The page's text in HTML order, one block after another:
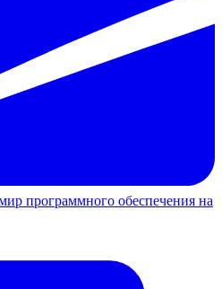
программного обеспечения на